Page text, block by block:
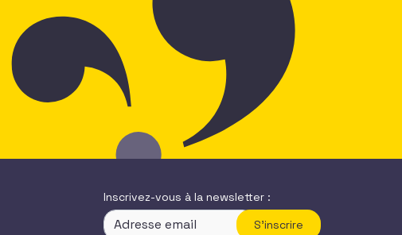
Inscrivez-vous à la newsletter :
S'inscrire